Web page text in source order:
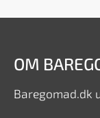
OM
Baregomad.dk